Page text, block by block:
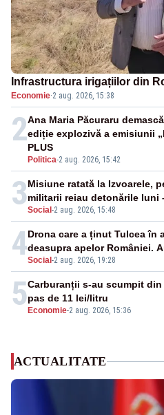
Infrastructura irigațiilor din
Economie·2 aug. 2026, 15:38
2
Politica-2 aug. 2026, 15:42
Ana Maria Păcuraru
ediție explozivă a emisiunii
PLUS
3Social -2 aug. 2026, 15:48
Misiune ratată la Izvoarele,
militarii reiau detonările luni
4Social -2 aug. 2026, 19:28
Drona care a ținut Tulcea în
deasupra apelor României.
5 Economie-2 aug. 2026, 15:36
Carburanții s-au scumpit
pas de 11 lei/litru
ACTUALITATE